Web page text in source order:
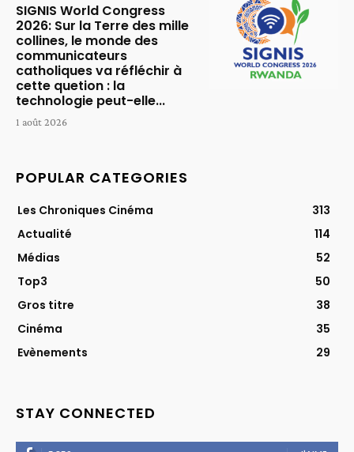
SIGNIS World Congress
2026: Sur la Terre des mille
collines, le monde des
communicateurs
catholiques va réfléchir à
cette quetion : la
technologie peut-elle...
1 août 2026
POPULAR CATEGORIES
Les Chroniques Cinéma
313
Actualité
114
Médias
52
Top3
50
Gros titre
38
Cinéma
35
Evènements
29
STAY CONNECTED